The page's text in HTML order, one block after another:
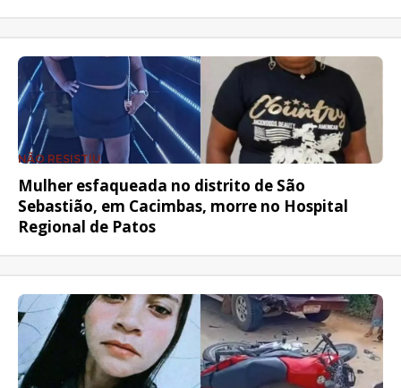
NÃO RESISTIU
Mulher esfaqueada no distrito de São
Sebastião, em Cacimbas, morre no Hospital
Regional de Patos